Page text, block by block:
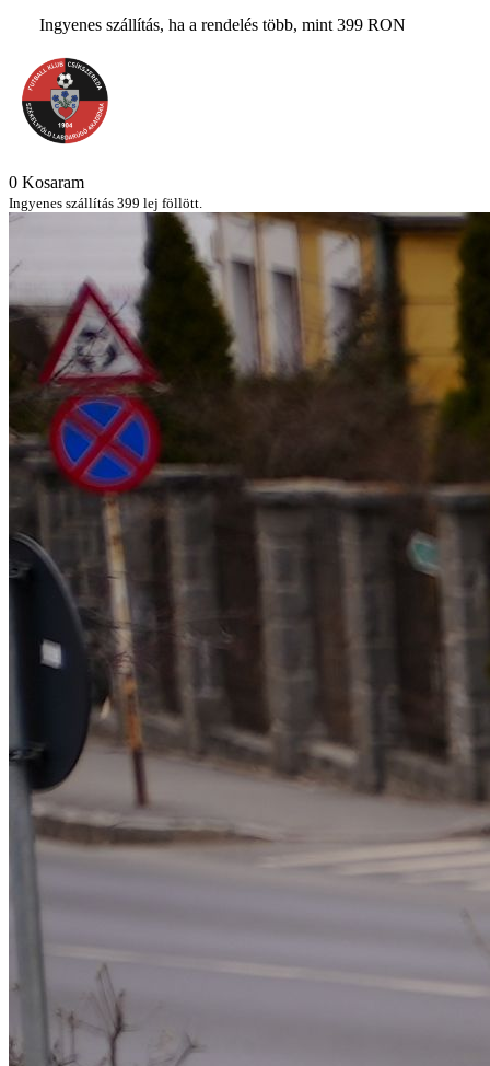
Ingyenes szállítás, ha a rendelés több, mint 399 RON
0 Kosaram
Ingyenes szállítás 399 lej föllött.